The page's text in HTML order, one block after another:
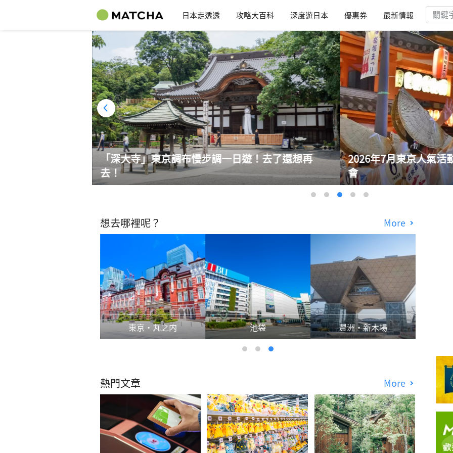
日本走透透 攻略大百科 深度遊日本 優惠券 最新情報
「深大寺」東京調布慢步調一日遊！去了還想再
去！
2026年7月東京人氣活
會
想去哪裡呢？ More
東京・丸之内 池袋 豐洲・新木場
熱門文章 More